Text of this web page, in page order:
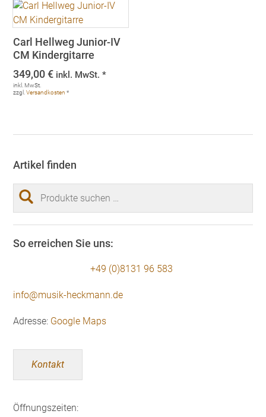
Carl Hellweg Junior-IV
CM Kindergitarre
349,00€ inkl. MwSt. *
inkl. MwSt.
zzgl.Versandkosten *
Artikel finden
Suchen
nach:
So erreichen Sie uns:
+49 (0)8131 96 583
info@musik-heckmann.de
Adresse: Google Maps
Kontakt
Öffnungszeiten: